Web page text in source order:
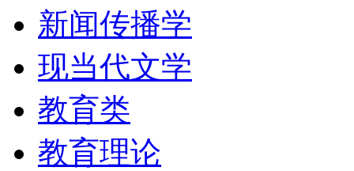
新闻传播学
现当代文学
教育类
教育理论